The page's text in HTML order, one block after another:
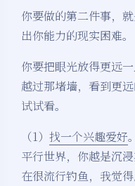
你要做的第二件事，
出你能力的现实困难。
你要把眼光放得更远
越过那堵墙，看到更
试试看。
（1） 找一个兴趣爱好
平行世界，你越是沉
在很流行钓鱼，我觉